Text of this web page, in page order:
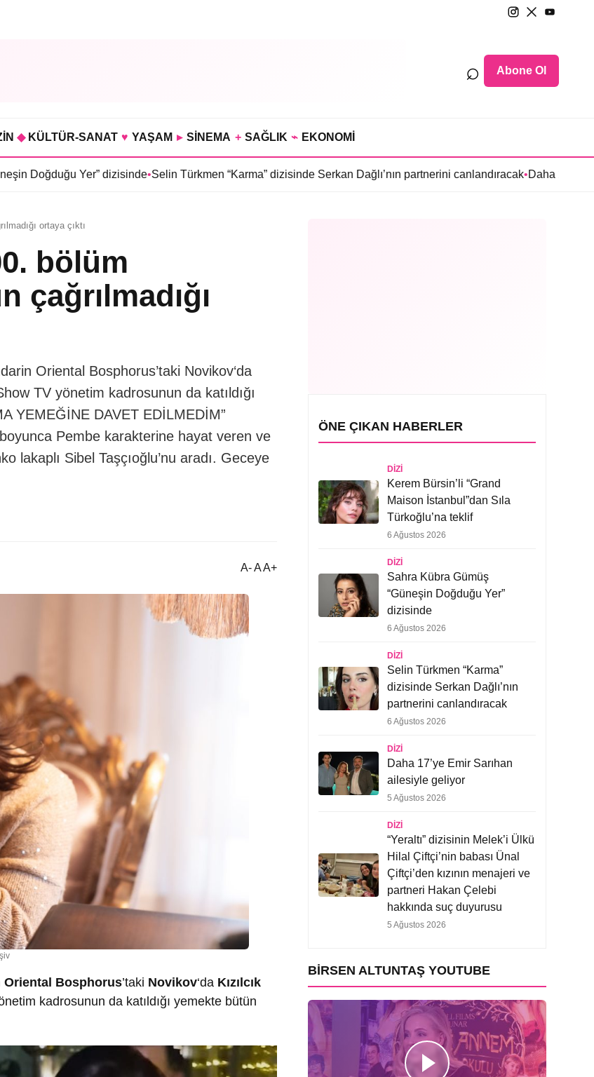
⌕ Abone Ol
◆ KÜLTÜR-SANAT ♥ YAŞAM ▸ SİNEMA + SAĞLIK ⌁ EKONOMİ
Yer” dizisinde•Selin Türkmen “Karma” dizisinde Serkan Dağlı’nın partnerini canlandıracak•Daha 17’ye Emir
ortaya çıktı
bölüm
çağrılmadığı
Oriental Bosphorus’taki Novikov‘da
TV yönetim kadrosunun da katıldığı
YEMEĞİNE DAVET EDİLMEDİM”
Pembe karakterine hayat veren ve
lakaplı Sibel Taşçıoğlu’nu aradı. Geceye
A- A A+
Oriental Bosphorus’taki Novikov‘da Kızılcık
kadrosunun da katıldığı yemekte bütün
ÖNE ÇIKAN HABERLER
DIZI
Kerem Bürsin’li “Grand
Maison İstanbul”dan Sıla
Türkoğlu’na teklif
6 Ağustos 2026
DIZI
Sahra Kübra Gümüş
“Güneşin Doğduğu Yer”
dizisinde
6 Ağustos 2026
DIZI
Selin Türkmen “Karma”
dizisinde Serkan Dağlı’nın
partnerini canlandıracak
6 Ağustos 2026
DIZI
Daha 17’ye Emir Sarıhan
ailesiyle geliyor
5 Ağustos 2026
DIZI
“Yeraltı” dizisinin Melek’i Ülkü
Hilal Çiftçi’nin babası Ünal
Çiftçi’den kızının menajeri ve
partneri Hakan Çelebi
hakkında suç duyurusu
5 Ağustos 2026
BIRSEN ALTUNTAŞ YOUTUBE